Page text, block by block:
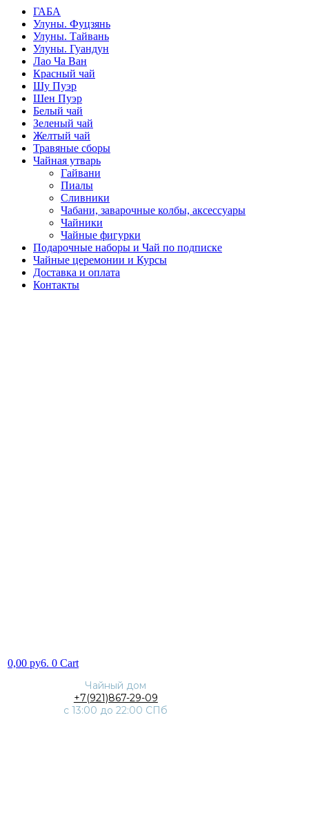
ГАБА
Улуны. Фуцзянь
Улуны. Тайвань
Улуны. Гуандун
Лао Ча Ван
Красный чай
Шу Пуэр
Шен Пуэр
Белый чай
Зеленый чай
Желтый чай
Травяные сборы
Чайная утварь
Гайвани
Пиалы
Сливники
Чабани, заварочные колбы, аксессуары
Чайники
Чайные фигурки
Подарочные наборы и Чай по подписке
Чайные церемонии и Курсы
Доставка и оплата
Контакты
0,00 py6. 0 Cart
Чайный дом
+7(921)867-29-09
с 13:00 до 22:00 СПб